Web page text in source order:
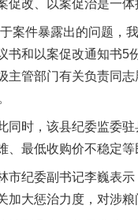
改、以案促治是一体推
件暴露出的问题，我
书和以案促改通知书5
主管部门有关负责同
时，该县纪委监委驻
、最低收购价不稳定
纪委副书记李巍表示
加大惩治力度，对涉粮
运行机制助力责任有效落